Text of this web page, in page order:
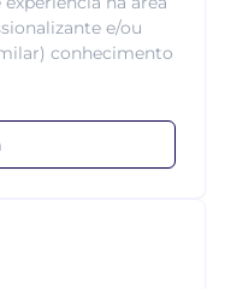
e/ou
conhecimento